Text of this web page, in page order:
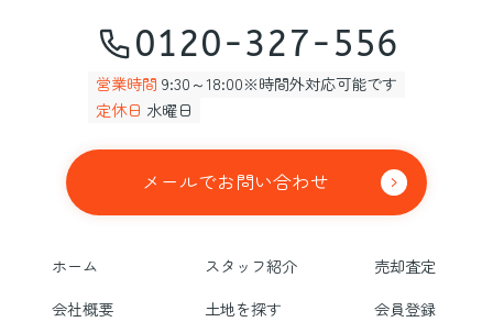
0120-327-556
営業時間 9:30～18:00※時間外対応可能です
定休日 水曜日
メールでお問い合わせ
ホーム スタッフ紹介
売却査定
会社概要
土地を探す
会員登録